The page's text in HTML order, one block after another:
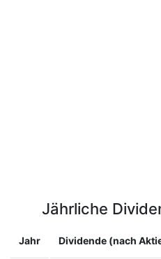
Jährliche
Jahr Dividende (nach